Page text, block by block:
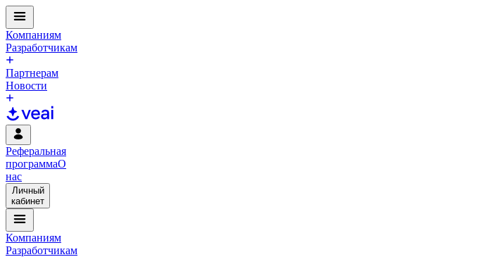
Компаниям
Разработчикам
Партнерам
Новости
Реферальная
программаО
нас
Личный
кабинет
Компаниям
Разработчикам